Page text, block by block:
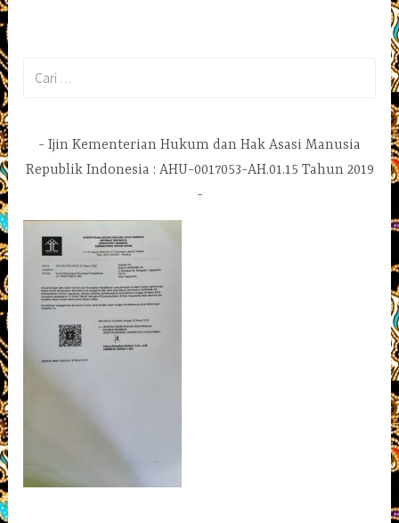
Ijin Kementerian Hukum dan Hak Asasi Manusia
Republik Indonesia : AHU-0017053-AH.01.15 Tahun 2019